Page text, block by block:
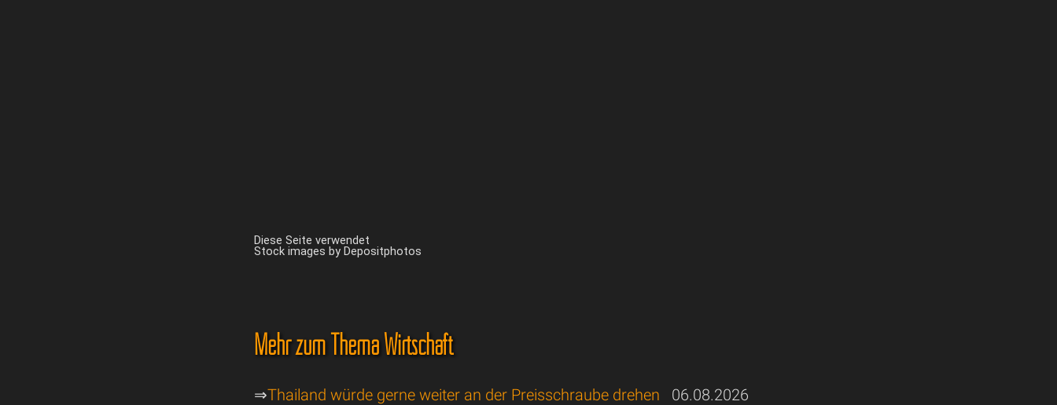
Diese Seite verwendet
Stock images by Depositphotos
Mehr zum Thema Wirtschaft
⇒Thailand würde gerne weiter an der Preisschraube drehen 06.08.2026